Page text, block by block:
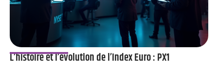
L’histoire et l’évolution de l’Index Euro : PX1